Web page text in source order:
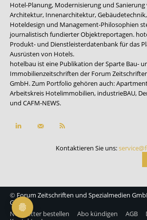
Hotel-Planung, Modernisierung und
Architektur, Innenarchitektur,
Hoteldesign und Management-Philosophien
journalistisch fundierter Objektreportagen.
Produkt- und Dienstleisterdatenbank für das
Ausrüsten von Hotels.
hotelbau ist eine Publikation der Sparte Bau-
Immobilienzeitschriften der Forum
GmbH. Zum Portfolio gehören auch:
Arbeitskreis Hotelimmobilien, industrieBAU,
und CAFM-NEWS.
Kontaktieren Sie uns:
© Forum Zeitschriften und Spezialmedien
Group
Newsletter bestellen
Abo kündigen AGB